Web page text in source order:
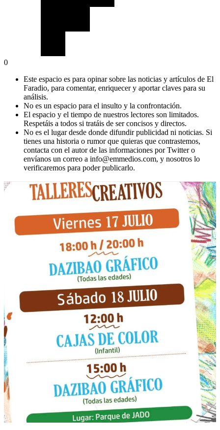
0
Este espacio es para opinar sobre las noticias y artículos de El
Faradio, para comentar, enriquecer y aportar claves para su
análisis.
No es un espacio para el insulto y la confrontación.
El espacio y el tiempo de nuestros lectores son limitados.
Respetáis a todos si tratáis de ser concisos y directos.
No es el lugar desde donde difundir publicidad ni noticias. Si
tienes una historia o rumor que quieras que contrastemos,
contacta con el autor de las informaciones por Twitter o
envíanos un correo a info@emmedios.com, y nosotros lo
verificaremos para poder publicarlo.